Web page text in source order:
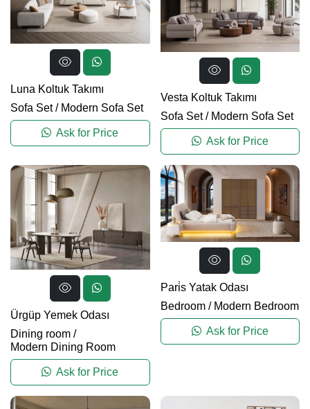
Luna Koltuk Takımı
Sofa Set/ Modern Sofa Set
Ask for Price
Vesta Koltuk Takımı
Sofa Set/ Modern Sofa Set
Ask for Price
Ürgüp Yemek Odası
Dining room /
Modern Dining Room
Ask for Price
Pari̇s Yatak Odası
Bedroom/ Modern Bedroom
Ask for Price